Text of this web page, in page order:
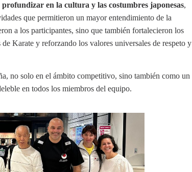
profundizar en la cultura y las costumbres japonesas,
que permitieron un mayor entendimiento de la
a los participantes, sino que también fortalecieron los
Karate y reforzando los valores universales de respeto y
no solo en el ámbito competitivo, sino también como un
en todos los miembros del equipo.